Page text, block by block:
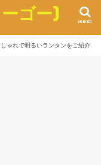
ゴー) search
ゃれで明るいランタンをご紹介